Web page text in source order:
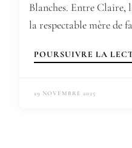
Blanches. Entre Claire,
la respectable mère de
POURSUIVRE LA
29 NOVEMBRE 2025